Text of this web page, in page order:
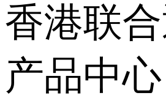
香港联
产品中心